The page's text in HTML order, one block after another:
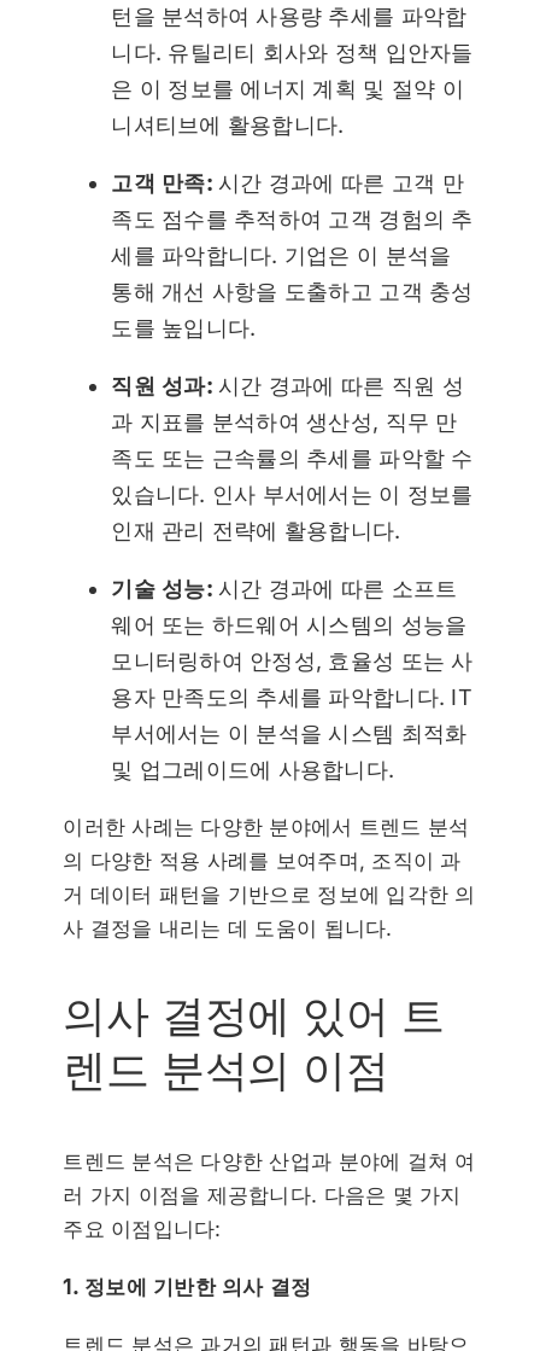
턴을 분석하여 사용량 추세를 파악합
니다. 유틸리티 회사와 정책 입안자들
은 이 정보를 에너지 계획 및 절약 이
니셔티브에 활용합니다.
고객 만족: 시간 경과에 따른 고객 만
족도 점수를 추적하여 고객 경험의 추
세를 파악합니다. 기업은 이 분석을
통해 개선 사항을 도출하고 고객 충성
도를 높입니다.
직원 성과: 시간 경과에 따른 직원 성
과 지표를 분석하여 생산성, 직무 만
족도 또는 근속률의 추세를 파악할 수
있습니다. 인사 부서에서는 이 정보를
인재 관리 전략에 활용합니다.
기술 성능: 시간 경과에 따른 소프트
웨어 또는 하드웨어 시스템의 성능을
모니터링하여 안정성, 효율성 또는 사
용자 만족도의 추세를 파악합니다. IT
부서에서는 이 분석을 시스템 최적화
및 업그레이드에 사용합니다.
이러한 사례는 다양한 분야에서 트렌드 분석
의 다양한 적용 사례를 보여주며, 조직이 과
거 데이터 패턴을 기반으로 정보에 입각한 의
사 결정을 내리는 데 도움이 됩니다.
의사 결정에 있어 트
렌드 분석의 이점
트렌드 분석은 다양한 산업과 분야에 걸쳐 여
러 가지 이점을 제공합니다. 다음은 몇 가지
주요 이점입니다:
1. 정보에 기반한 의사 결정
트렌드 분석은 과거의 패턴과 행동을 바탕으